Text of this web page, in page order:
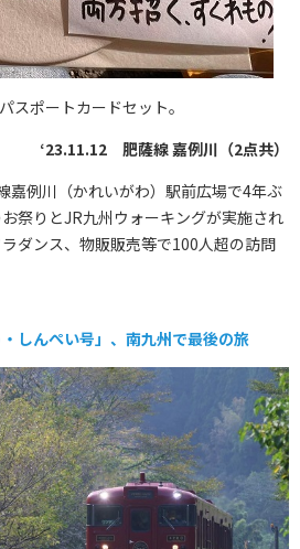
スポートカードセット。
‘23.11.12 肥薩線 嘉例川（2点共）
例川（かれいがわ）駅前広場で4年ぶ
祭りとJR九州ウォーキングが実施され
ダンス、物販販売等で100人超の訪問
しんぺい号」、南九州で最後の旅